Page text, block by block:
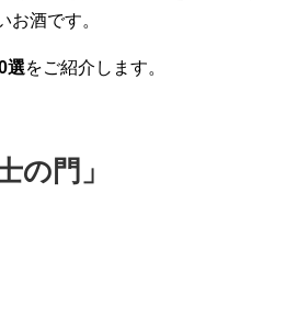
酒です。
選をご紹介します。
の門」